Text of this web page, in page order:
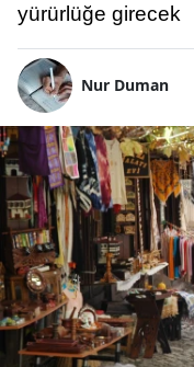
yürürlüğe girecek
Nur Duman